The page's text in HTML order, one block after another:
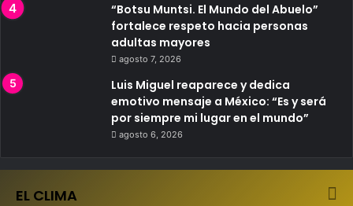
“Botsu Muntsi. El Mundo del Abuelo”
fortalece respeto hacia personas
adultas mayores
agosto 7, 2026
Luis Miguel reaparece y dedica
emotivo mensaje a México: “Es y será
por siempre mi lugar en el mundo”
agosto 6, 2026
EL CLIMA